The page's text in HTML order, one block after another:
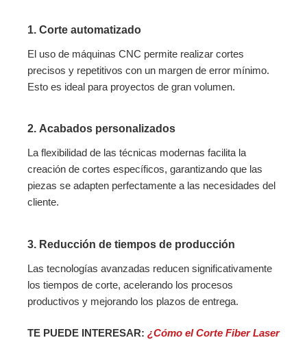
1. Corte automatizado
El uso de máquinas CNC permite realizar cortes
precisos y repetitivos con un margen de error mínimo.
Esto es ideal para proyectos de gran volumen.
2. Acabados personalizados
La flexibilidad de las técnicas modernas facilita la
creación de cortes específicos, garantizando que las
piezas se adapten perfectamente a las necesidades del
cliente.
3. Reducción de tiempos de producción
Las tecnologías avanzadas reducen significativamente
los tiempos de corte, acelerando los procesos
productivos y mejorando los plazos de entrega.
TE PUEDE INTERESAR: ¿Cómo el Corte Fiber Laser